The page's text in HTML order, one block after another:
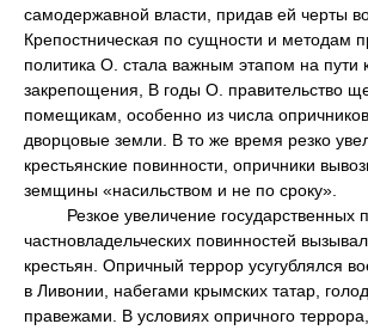
самодержавной власти, придав ей черты
Крепостническая по сущности и методам
политика О. стала важным этапом на пути
закрепощения, В годы О. правительство
помещикам, особенно из числа
дворцовые земли. В то же время резко
крестьянские повинности, опричники
земщины «насильством и не по сроку».
Резкое увеличение государственных
частновладельческих повинностей
крестьян. Опричный террор усугублялся
в Ливонии, набегами крымских татар,
правежами. В условиях опричного